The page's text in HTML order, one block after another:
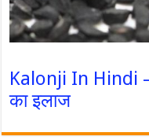
Kalonji In Hindi –
का इलाज